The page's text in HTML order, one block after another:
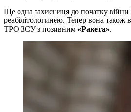
Ще одна захисниця до початку війни
реабілітологинею. Тепер вона також
ТРО ЗСУ з позивним «Ракета».